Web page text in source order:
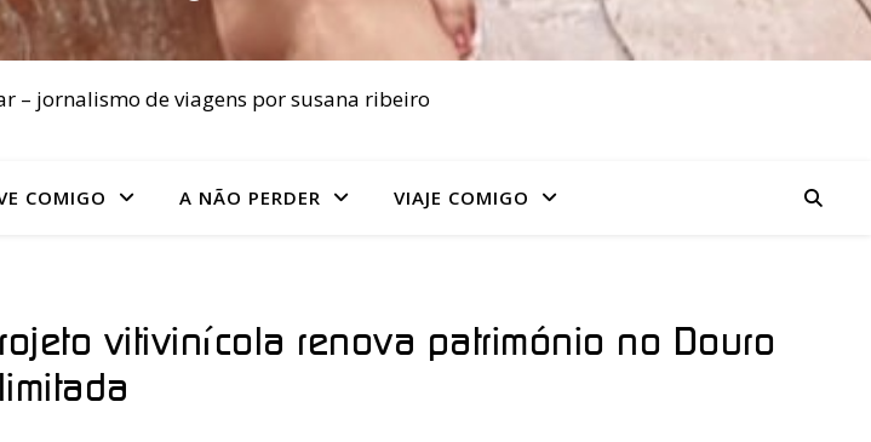
– jornalismo de viagens por susana ribeiro
COMIGO A NÃO PERDER VIAJE COMIGO
vitivinícola renova património no Douro